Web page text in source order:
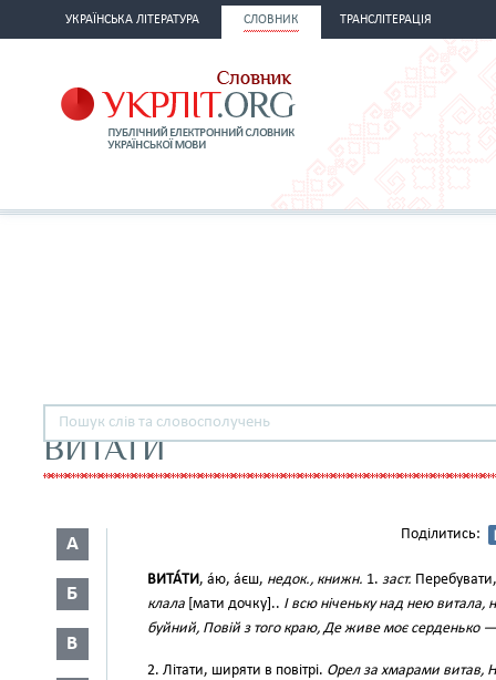
УКРАЇНСЬКА ЛІТЕРАТУРА СЛОВНИК ТРАНСЛІТЕРАЦІЯ
ВИТАТИ
А
Б
В
Поділитись:
ВИТА́ТИ, а́ю, а́єш, недок., книжн. 1. заст.
клала [мати дочку].. І всю ніченьку над нею витала,
буйний, Повій з того краю, Де живе моє серденько
2. Літати, ширяти в повітрі. Орел за хмарами витав,